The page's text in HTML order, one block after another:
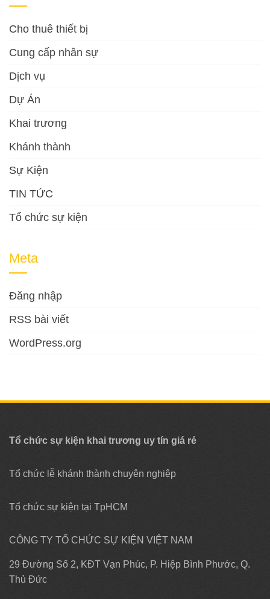
Cho thuê thiết bị
Cung cấp nhân sự
Dịch vụ
Dự Án
Khai trương
Khánh thành
Sự Kiện
TIN TỨC
Tổ chức sự kiện
Meta
Đăng nhập
RSS bài viết
WordPress.org
Tổ chức sự kiện khai trương uy tín giá rẻ
Tổ chức lễ khánh thành chuyên nghiệp
Tổ chức sự kiện tại TpHCM
CÔNG TY TỔ CHỨC SỰ KIỆN VIỆT NAM
29 Đường Số 2, KĐT Vạn Phúc, P. Hiệp Bình Phước, Q.
Thủ Đức